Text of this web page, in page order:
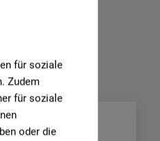
für soziale
Zudem
für soziale
oder die